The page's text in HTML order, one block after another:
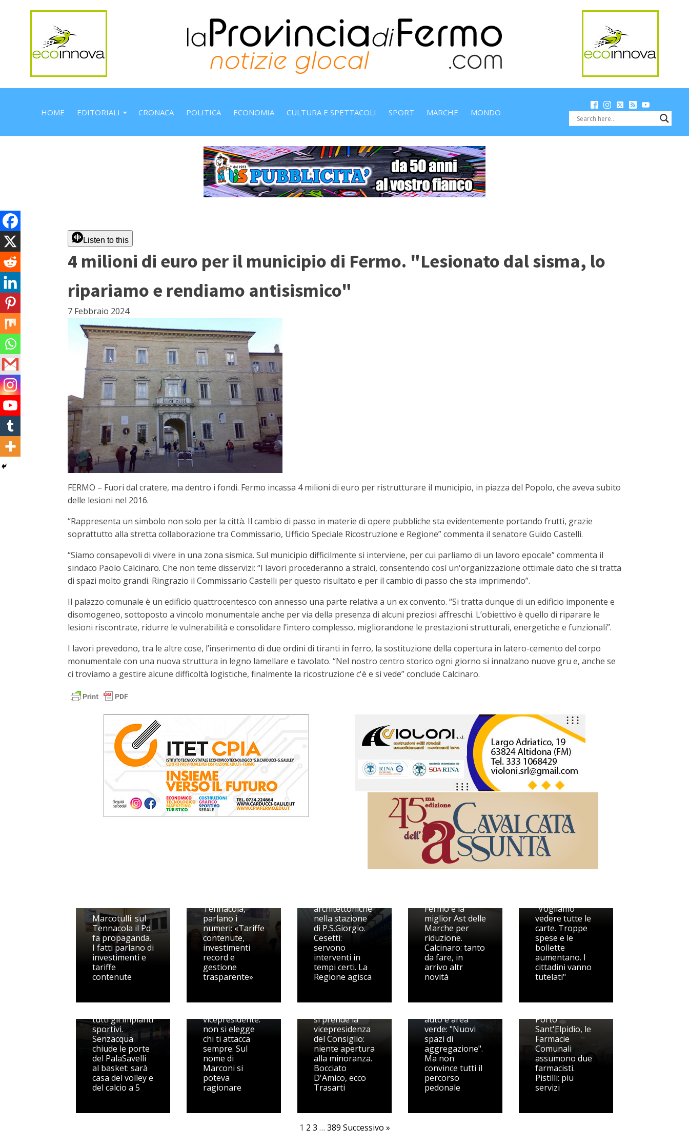
HOME EDITORIALI CRONACA POLITICA ECONOMIA CULTURA E SPETTACOLI SPORT MARCHE MONDO
Listen to this
4 milioni di euro per il municipio di Fermo. "Lesionato dal sisma, lo
ripariamo e rendiamo antisismico"
7 Febbraio 2024
FERMO – Fuori dal cratere, ma dentro i fondi. Fermo incassa 4 milioni di euro per ristrutturare il municipio, in piazza del Popolo, che aveva subito
delle lesioni nel 2016.
“Rappresenta un simbolo non solo per la città. Il cambio di passo in materie di opere pubbliche sta evidentemente portando frutti, grazie
soprattutto alla stretta collaborazione tra Commissario, Ufficio Speciale Ricostruzione e Regione” commenta il senatore Guido Castelli.
“Siamo consapevoli di vivere in una zona sismica. Sul municipio difficilmente si interviene, per cui parliamo di un lavoro epocale” commenta il
sindaco Paolo Calcinaro. Che non teme disservizi: “I lavori procederanno a stralci, consentendo così un'organizzazione ottimale dato che si tratta
di spazi molto grandi. Ringrazio il Commissario Castelli per questo risultato e per il cambio di passo che sta imprimendo”.
Il palazzo comunale è un edificio quattrocentesco con annesso una parte relativa a un ex convento. “Si tratta dunque di un edificio imponente e
disomogeneo, sottoposto a vincolo monumentale anche per via della presenza di alcuni preziosi affreschi. L’obiettivo è quello di riparare le
lesioni riscontrate, ridurre le vulnerabilità e consolidare l’intero complesso, migliorandone le prestazioni strutturali, energetiche e funzionali”.
I lavori prevedono, tra le altre cose, l’inserimento di due ordini di tiranti in ferro, la sostituzione della copertura in latero-cemento del corpo
monumentale con una nuova struttura in legno lamellare e tavolato. “Nel nostro centro storico ogni giorno si innalzano nuove gru e, anche se
ci troviamo a gestire alcune difficoltà logistiche, finalmente la ricostruzione c'è e si vede” conclude Calcinaro.
Marcotulli: sul
Tennacola il Pd
fa propaganda.
I fatti parlano di
investimenti e
tariffe
contenute
Tennacola,
parlano i
numeri: «Tariffe
contenute,
investimenti
record e
gestione
trasparente»
architettoniche
nella stazione
di P.S.Giorgio.
Cesetti:
servono
interventi in
tempi certi. La
Regione agisca
Fermo è la
miglior Ast delle
Marche per
riduzione.
Calcinaro: tanto
da fare, in
arrivo altr
novità
"Vogliamo
vedere tutte le
carte. Troppe
spese e le
bollette
aumentano. I
cittadini vanno
tutelati"
tutti gli impianti
sportivi.
Senzacqua
chiude le porte
del PalaSavelli
al basket: sarà
casa del volley e
del calcio a 5
spegne il fuoco
vicepresidente:
non si elegge
chi ti attacca
sempre. Sul
nome di
Marconi si
poteva
ragionare
si prende la
vicepresidenza
del Consiglio:
niente apertura
alla minoranza.
Bocciato
D'Amico, ecco
Trasarti
Capodarco in
auto e area
verde: "Nuovi
spazi di
aggregazione".
Ma non
convince tutti il
percorso
pedonale
Porto
Sant'Elpidio, le
Farmacie
Comunali
assumono due
farmacisti.
Pistilli: piu
servizi
1 2 3 … 389 Successivo »